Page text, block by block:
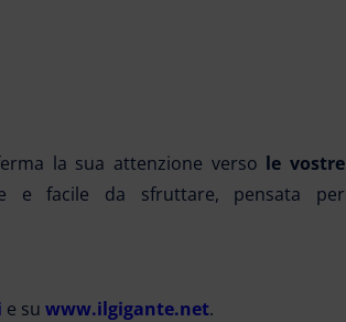
la sua attenzione verso le vostre
e facile da sfruttare, pensata per
e su www.ilgigante.net.